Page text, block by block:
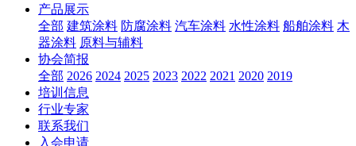
产品展示
全部 建筑涂料 防腐涂料 汽车涂料 水性涂料 船舶涂料 木
器涂料 原料与辅料
协会简报
全部 2026 2024 2025 2023 2022 2021 2020 2019
培训信息
行业专家
联系我们
入会申请